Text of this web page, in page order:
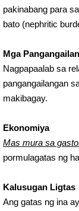
pakinabang para
bato (nephritic
Mga
Nagpapaalab sa
pangangailangan
makibagay.
Ekonomiya
Mas mura sa
pormulagatas ng
Kalusugan Ligtas
Ang gatas ng ina